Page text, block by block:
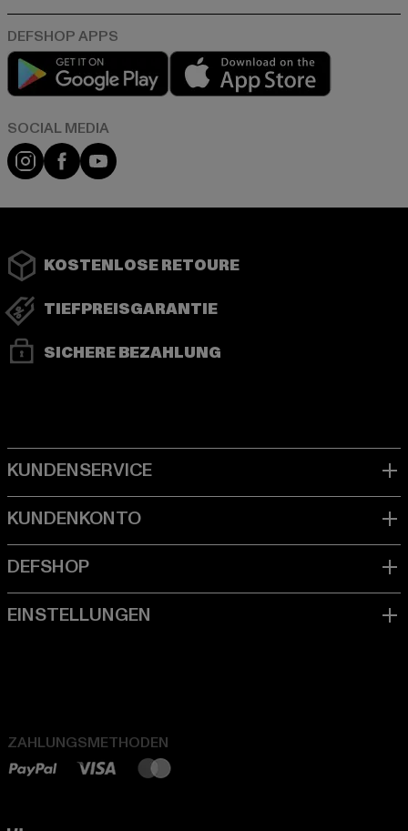
Play market
Instagram
FacebookYouTube
KOSTENLOSE RETOURE
TIEFPREISGARANTIE
SICHERE BEZAHLUNG
ZAHLUNGSMETHODEN